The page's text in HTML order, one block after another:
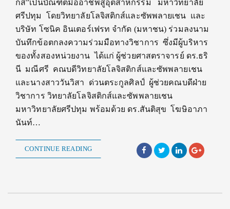
กส์”เป็นบัณฑิตมืออาชีพสู่อุตสาหกรรม มหาวิทยาลัย
ศรีปทุม โดยวิทยาลัยโลจิสติกส์และซัพพลายเชน และ
บริษัท โซนิค อินเตอร์เฟรท จำกัด (มหาชน) ร่วมลงนาม
บันทึกข้อตกลงความร่วมมือทางวิชาการ ซึ่งมีผู้บริหาร
ของทั้งสองหน่วยงาน ได้แก่ ผู้ช่วยศาสตราจารย์ ดร.ธริ
นี มณีศรี คณบดีวิทยาลัยโลจิสติกส์และซัพพลายเชน
และนางสาววันวิสา ด่วนตระกูลศิลป์ ผู้ช่วยคณบดีฝ่าย
วิชาการ วิทยาลัยโลจิสติกส์และซัพพลายเชน
มหาวิทยาลัยศรีปทุม พร้อมด้วย ดร.สันติสุข โฆษิอาภา
นันท์…
CONTINUE READING